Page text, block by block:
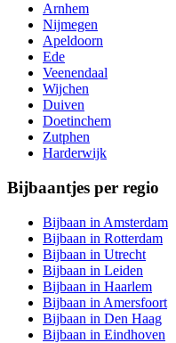
Arnhem
Nijmegen
Apeldoorn
Ede
Veenendaal
Wijchen
Duiven
Doetinchem
Zutphen
Harderwijk
Bijbaantjes per regio
Bijbaan in Amsterdam
Bijbaan in Rotterdam
Bijbaan in Utrecht
Bijbaan in Leiden
Bijbaan in Haarlem
Bijbaan in Amersfoort
Bijbaan in Den Haag
Bijbaan in Eindhoven